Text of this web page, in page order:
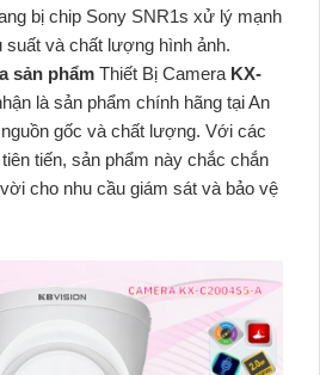
bị chip Sony SNR1s xử lý mạnh
suất và chất lượng hình ảnh.
sản phẩm Thiết Bị Camera KX-
là sản phẩm chính hãng tại An
gốc và chất lượng. Với các
tiến, sản phẩm này chắc chắn
cho nhu cầu giám sát và bảo vệ